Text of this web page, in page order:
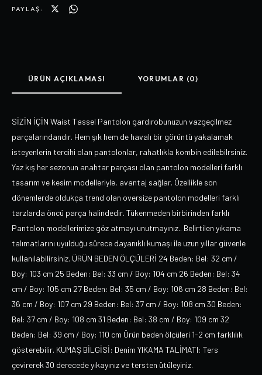
PAYLAŞ:
ÜRÜN AÇIKLAMASI YORUMLAR (0)
SİZİN İÇİN Waist Tassel Pantolon gardırobunuzun vazgeçilmez
parçalarındandır. Hem şık hem de havalı bir görüntü yakalamak
isteyenlerin tercihi olan pantolonlar, rahatlıkla kombin edilebilrsiniz.
Yaz kış her sezonun anahtar parçası olan pantolon modelleri farklı
tasarım ve kesim modelleriyle, avantaj sağlar. Özellikle son
dönemlerde oldukça trend olan oversize pantolon modelleri farklı
tarzlarda öncü parça halindedir. Tükenmeden birbirinden farklı
Pantolon modellerimize göz atmayı unutmayınız.. Belirtilen yıkama
talımatlarını uyulduğu sürece dayanıklı kumaşı ile uzun yıllar güvenle
kullanılabilirsiniz. ÜRÜN BEDEN ÖLÇÜLERİ 24 Beden: Bel: 32 cm /
Boy: 103 cm 25 Beden: Bel: 33 cm / Boy: 104 cm 26 Beden: Bel: 34
cm / Boy: 105 cm 27 Beden: Bel: 35 cm / Boy: 106 cm 28 Beden: Bel:
36 cm / Boy: 107 cm 29 Beden: Bel: 37 cm / Boy: 108 cm 30 Beden:
Bel: 37 cm / Boy: 108 cm 31 Beden: Bel: 38 cm / Boy: 109 cm 32
Beden: Bel: 39 cm / Boy: 110 cm Ürün beden ölçüleri 1-2 cm farklılık
gösterebilir. KUMAŞ BİLGİSİ: Denim YIKAMA TALİMATI: Ters
çevirerek 30 derecede yıkayınız ve tersten ütüleyiniz.